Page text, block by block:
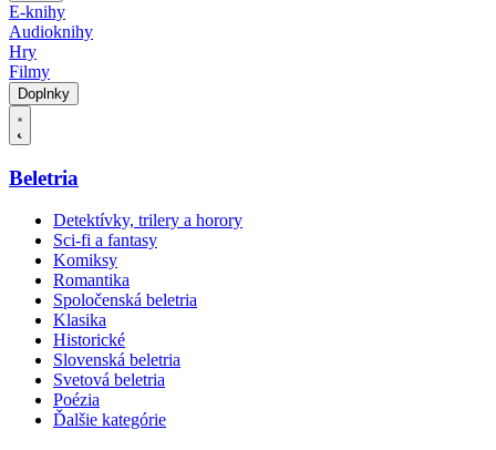
E-knihy
Audioknihy
Hry
Filmy
Doplnky
Beletria
Detektívky, trilery a horory
Sci-fi a fantasy
Komiksy
Romantika
Spoločenská beletria
Klasika
Historické
Slovenská beletria
Svetová beletria
Poézia
Ďalšie kategórie